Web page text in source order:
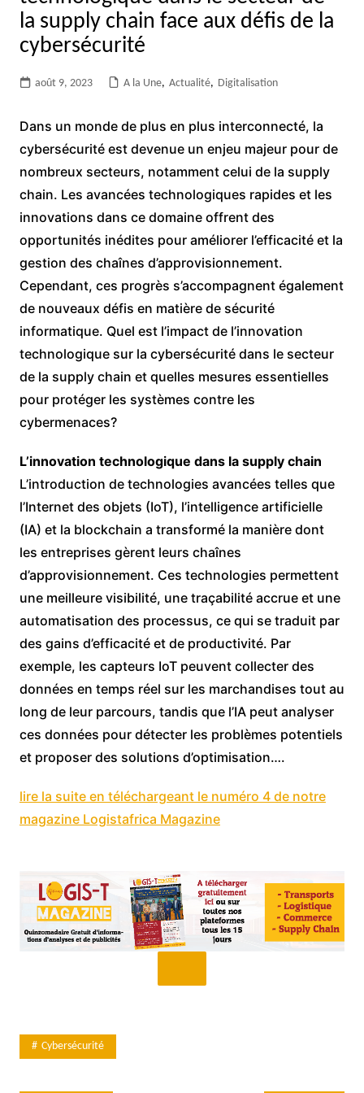
la supply chain face aux défis de la
cybersécurité
août 9, 2023 A la Une, Actualité, Digitalisation
Dans un monde de plus en plus interconnecté, la
cybersécurité est devenue un enjeu majeur pour de
nombreux secteurs, notamment celui de la supply
chain. Les avancées technologiques rapides et les
innovations dans ce domaine offrent des
opportunités inédites pour améliorer l’efficacité et la
gestion des chaînes d’approvisionnement.
Cependant, ces progrès s’accompagnent également
de nouveaux défis en matière de sécurité
informatique. Quel est l’impact de l’innovation
technologique sur la cybersécurité dans le secteur
de la supply chain et quelles mesures essentielles
pour protéger les systèmes contre les
cybermenaces?
L’innovation technologique dans la supply chain
L’introduction de technologies avancées telles que
l’Internet des objets (IoT), l’intelligence artificielle
(IA) et la blockchain a transformé la manière dont
les entreprises gèrent leurs chaînes
d’approvisionnement. Ces technologies permettent
une meilleure visibilité, une traçabilité accrue et une
automatisation des processus, ce qui se traduit par
des gains d’efficacité et de productivité. Par
exemple, les capteurs IoT peuvent collecter des
données en temps réel sur les marchandises tout au
long de leur parcours, tandis que l’IA peut analyser
ces données pour détecter les problèmes potentiels
et proposer des solutions d’optimisation….
lire la suite en téléchargeant le numéro 4 de notre
magazine Logistafrica Magazine
Cybersécurité